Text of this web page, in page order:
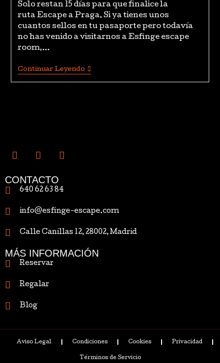
Solo restan 15 días para que finalice la
ruta Escape a Praga. Si ya tienes unos
cuantos sellos en tu pasaporte pero todavía
no has venido a visitarnos a Esfinge escape
room,…
Continuar Leyendo
CONTACTO
640 62 63 84
info@esfinge-escape.com
Calle Canillas 12, 28002, Madrid
MÁS INFORMACIÓN
Reservar
Regalar
Blog
Aviso Legal Condiciones Cookies Privacidad
Términos de Servicio